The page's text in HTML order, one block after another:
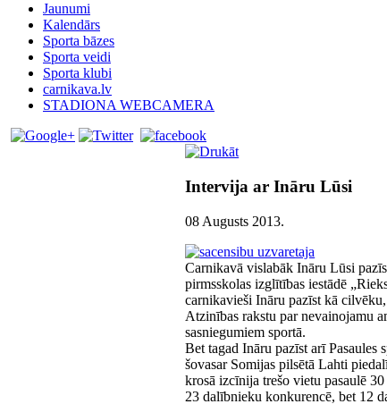
Jaunumi
Kalendārs
Sporta bāzes
Sporta veidi
Sporta klubi
carnikava.lv
STADIONA WEBCAMERA
Intervija ar Ināru Lūsi
08 Augusts 2013.
Carnikavā vislabāk Ināru Lūsi
pirmsskolas izglītības iestādē
carnikavieši Ināru pazīst kā
Atzinības rakstu par nevainojamu
sasniegumiem sportā.
Bet tagad Ināru pazīst arī
šovasar Somijas pilsētā Lahti
krosā izcīnija trešo vietu pasaulē
23 dalībnieku konkurencē, bet 12